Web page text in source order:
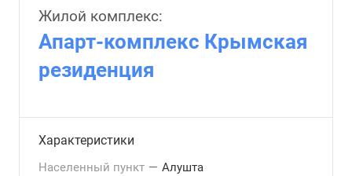
Жилой комплекс:
Апарт-комплекс Крымская
резиденция
Характеристики
Населенный пункт — Алушта